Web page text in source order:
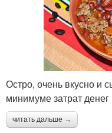
Остро, очень вкусно и
минимуме затрат
читать дальше →